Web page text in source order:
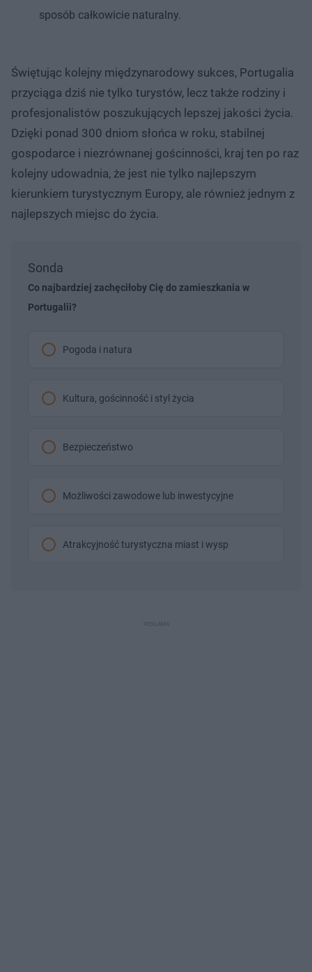
sposób całkowicie naturalny.
Świętując kolejny międzynarodowy sukces, Portugalia
przyciąga dziś nie tylko turystów, lecz także rodziny i
profesjonalistów poszukujących lepszej jakości życia.
Dzięki ponad 300 dniom słońca w roku, stabilnej
gospodarce i niezrównanej gościnności, kraj ten po raz
kolejny udowadnia, że jest nie tylko najlepszym
kierunkiem turystycznym Europy, ale również jednym z
najlepszych miejsc do życia.
Sonda
Co najbardziej zachęciłoby Cię do zamieszkania w
Portugalii?
Pogoda i natura
Kultura, gościnność i styl życia
Bezpieczeństwo
Możliwości zawodowe lub inwestycyjne
Atrakcyjność turystyczna miast i wysp